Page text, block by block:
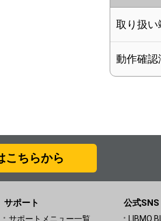
取り扱い
動作確認
こちらから
サポート
サポートメニュー一覧
公式SNS
LIBMO